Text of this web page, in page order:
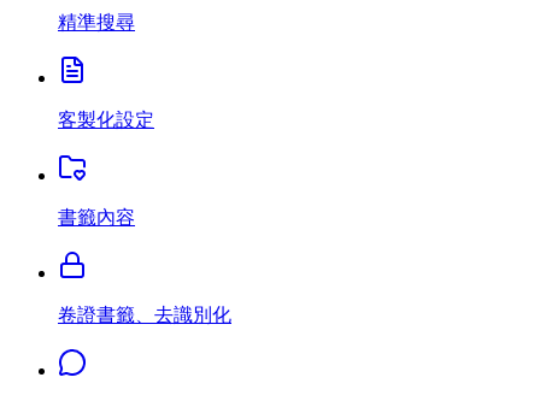
精準搜尋
客製化設定
書籤內容
卷證書籤、去識別化